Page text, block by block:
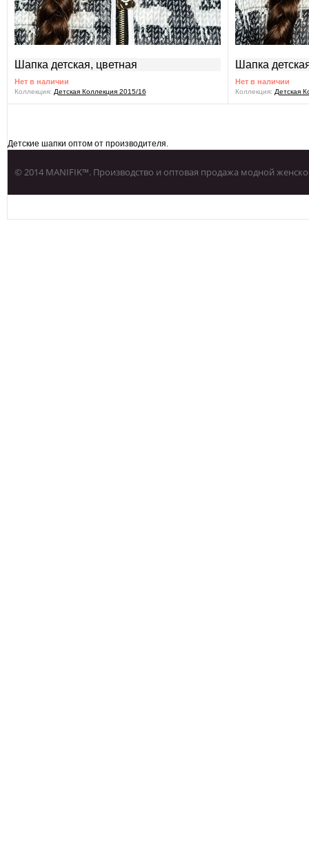
Шапка детская, цветная
Нет в наличии
Коллекция: Детская Коллекция 2015/16
Шапка
Нет в наличии
Коллекция: Детская
Детские шапки оптом от производителя.
© 2014 MANIFIK™. Производство и оптовая продажа модной